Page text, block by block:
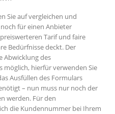
Sie auf vergleichen und
für einen Anbieter
Tarif und faire
Bedürfnisse deckt. Der
Abwicklung des
möglich, hierfür verwenden Sie
Ausfüllen des Formulars
– nun muss nur noch der
werden. Für den
die Kundennummer bei Ihrem